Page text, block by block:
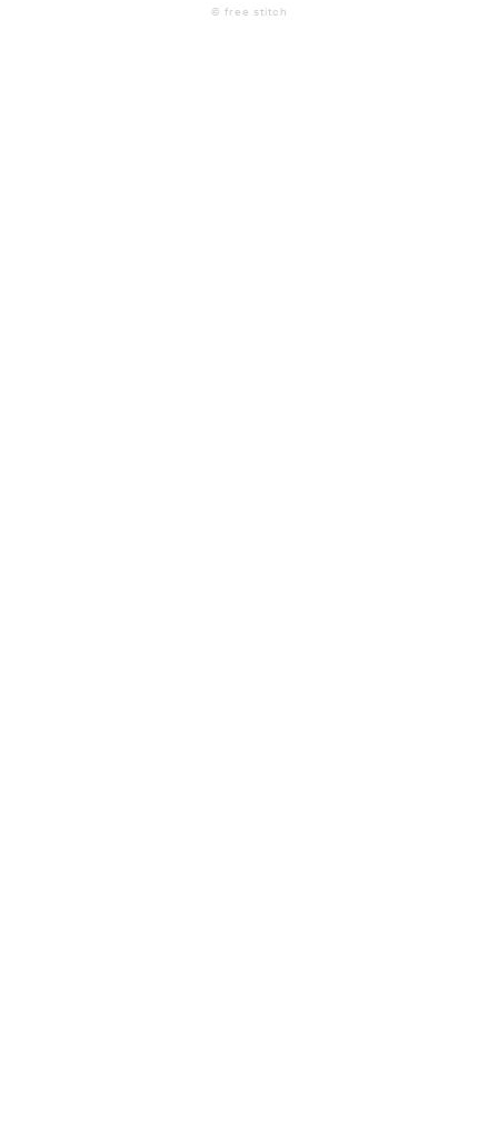
© free stitch